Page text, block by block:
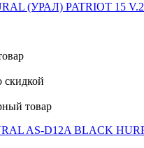
(УРАЛ) PATRIOT 15 V.2
скидкой
товар